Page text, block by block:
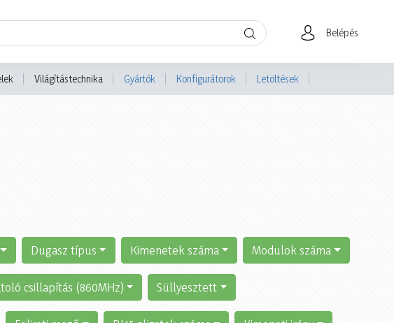
Belépés
Világítástechnika Gyártók Konfigurátorok Letöltések
Dugasz típus Kimenetek száma Modulok száma
csillapítás (860MHz) Süllyesztett